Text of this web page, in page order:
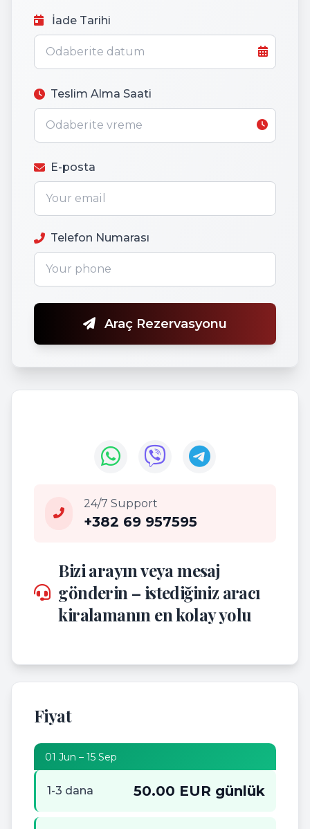
İade Tarihi
Teslim Alma Saati
E-posta
Telefon Numarası
Araç Rezervasyonu
24/7 Support
+382 69 957595
Bizi arayın veya mesaj
gönderin – istediğiniz aracı
kiralamanın en kolay yolu
Fiyat
01 Jun – 15 Sep
1-3 dana 50.00 EUR günlük